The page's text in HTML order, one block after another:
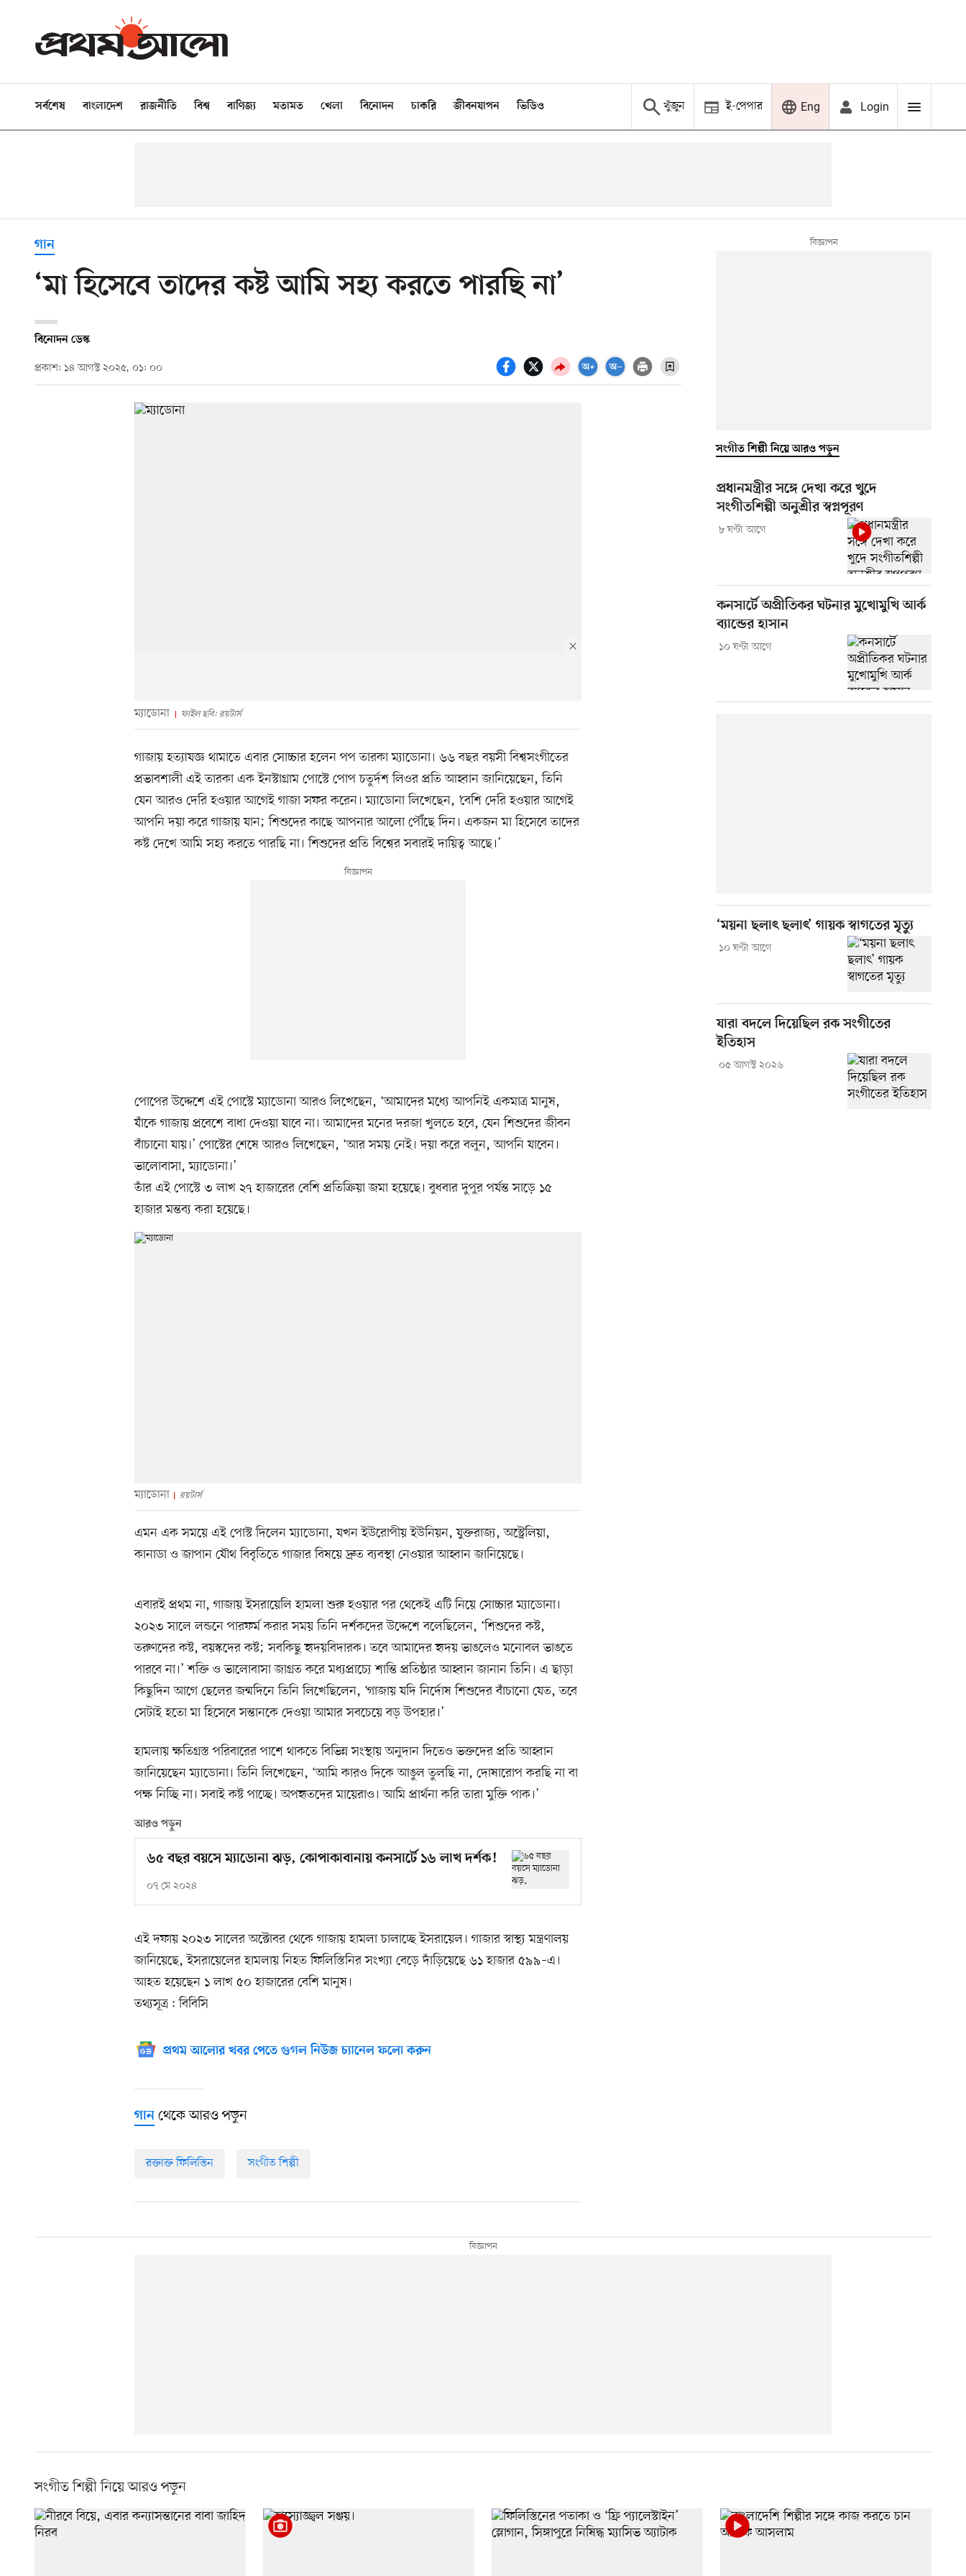
সর্বশেষ বাংলাদেশ রাজনীতি বিশ্ব বাণিজ্য মতামত খেলা বিনোদন চাকরি জীবনযাপন ভিডিও খুঁজুন ই-পেপার Eng Login
গান
‘মা হিসেবে তাদের কষ্ট আমি সহ্য করতে পারছি না’
বিনোদন ডেস্ক
প্রকাশ: ১৪ আগস্ট ২০২৫, ০১: ০০
ম্যাডোনা ফাইল ছবি: রয়টার্স
গাজায় হত্যাযজ্ঞ থামাতে এবার সোচ্চার হলেন পপ তারকা ম্যাডোনা। ৬৬ বছর বয়সী বিশ্বসংগীতের
প্রভাবশালী এই তারকা এক ইনস্টাগ্রাম পোস্টে পোপ চতুর্দশ লিওর প্রতি আহ্বান জানিয়েছেন, তিনি
যেন আরও দেরি হওয়ার আগেই গাজা সফর করেন। ম্যাডোনা লিখেছেন, ‘বেশি দেরি হওয়ার আগেই
আপনি দয়া করে গাজায় যান; শিশুদের কাছে আপনার আলো পৌঁছে দিন। একজন মা হিসেবে তাদের
কষ্ট দেখে আমি সহ্য করতে পারছি না। শিশুদের প্রতি বিশ্বের সবারই দায়িত্ব আছে।’
পোপের উদ্দেশে এই পোস্টে ম্যাডোনা আরও লিখেছেন, ‘আমাদের মধ্যে আপনিই একমাত্র মানুষ,
যাঁকে গাজায় প্রবেশে বাধা দেওয়া যাবে না। আমাদের মনের দরজা খুলতে হবে, যেন শিশুদের জীবন
বাঁচানো যায়।’ পোস্টের শেষে আরও লিখেছেন, ‘আর সময় নেই। দয়া করে বলুন, আপনি যাবেন।
ভালোবাসা, ম্যাডোনা।’
তাঁর এই পোস্টে ৩ লাখ ২৭ হাজারের বেশি প্রতিক্রিয়া জমা হয়েছে। বুধবার দুপুর পর্যন্ত সাড়ে ১৫
হাজার মন্তব্য করা হয়েছে।
ম্যাডোনা রয়টার্স
এমন এক সময়ে এই পোস্ট দিলেন ম্যাডোনা, যখন ইউরোপীয় ইউনিয়ন, যুক্তরাজ্য, অস্ট্রেলিয়া,
কানাডা ও জাপান যৌথ বিবৃতিতে গাজার বিষয়ে দ্রুত ব্যবস্থা নেওয়ার আহ্বান জানিয়েছে।
এবারই প্রথম না, গাজায় ইসরায়েলি হামলা শুরু হওয়ার পর থেকেই এটি নিয়ে সোচ্চার ম্যাডোনা।
২০২৩ সালে লন্ডনে পারফর্ম করার সময় তিনি দর্শকদের উদ্দেশে বলেছিলেন, ‘শিশুদের কষ্ট,
তরুণদের কষ্ট, বয়স্কদের কষ্ট; সবকিছু হৃদয়বিদারক। তবে আমাদের হৃদয় ভাঙলেও মনোবল ভাঙতে
পারবে না।’ শক্তি ও ভালোবাসা জাগ্রত করে মধ্যপ্রাচ্যে শান্তি প্রতিষ্ঠার আহ্বান জানান তিনি। এ ছাড়া
কিছুদিন আগে ছেলের জন্মদিনে তিনি লিখেছিলেন, ‘গাজায় যদি নির্দোষ শিশুদের বাঁচানো যেত, তবে
সেটাই হতো মা হিসেবে সন্তানকে দেওয়া আমার সবচেয়ে বড় উপহার।’
হামলায় ক্ষতিগ্রস্ত পরিবারের পাশে থাকতে বিভিন্ন সংস্থায় অনুদান দিতেও ভক্তদের প্রতি আহ্বান
জানিয়েছেন ম্যাডোনা। তিনি লিখেছেন, ‘আমি কারও দিকে আঙুল তুলছি না, দোষারোপ করছি না বা
পক্ষ নিচ্ছি না। সবাই কষ্ট পাচ্ছে। অপহৃতদের মায়েরাও। আমি প্রার্থনা করি তারা মুক্তি পাক।’
আরও পড়ুন
৬৫ বছর বয়সে ম্যাডোনা ঝড়, কোপাকাবানায় কনসার্টে ১৬ লাখ দর্শক!
০৭ মে ২০২৪
এই দফায় ২০২৩ সালের অক্টোবর থেকে গাজায় হামলা চালাচ্ছে ইসরায়েল। গাজার স্বাস্থ্য মন্ত্রণালয়
জানিয়েছে, ইসরায়েলের হামলায় নিহত ফিলিস্তিনির সংখ্যা বেড়ে দাঁড়িয়েছে ৬১ হাজার ৫৯৯–এ।
আহত হয়েছেন ১ লাখ ৫০ হাজারের বেশি মানুষ।
তথ্যসূত্র : বিবিসি
প্রথম আলোর খবর পেতে গুগল নিউজ চ্যানেল ফলো করুন
গান থেকে আরও পড়ুন
রক্তাক্ত ফিলিস্তিন সংগীত শিল্পী
সংগীত শিল্পী নিয়ে আরও পড়ুন
প্রধানমন্ত্রীর সঙ্গে দেখা করে খুদে
সংগীতশিল্পী অনুশ্রীর স্বপ্নপূরণ
৮ ঘণ্টা আগে
কনসার্টে অপ্রীতিকর ঘটনার মুখোমুখি আর্ক
ব্যান্ডের হাসান
১০ ঘণ্টা আগে
‘ময়না ছলাৎ ছলাৎ’ গায়ক স্বাগতের মৃত্যু
১০ ঘণ্টা আগে
যারা বদলে দিয়েছিল রক সংগীতের
ইতিহাস
০৫ আগস্ট ২০২৬
সংগীত শিল্পী নিয়ে আরও পড়ুন